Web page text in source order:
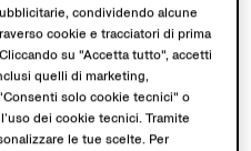
condividendo alcune
cookie e tracciatori di prima
su "Accetta tutto", accetti
quelli di marketing,
solo cookie tecnici" o
dei cookie tecnici. Tramite
le tue scelte. Per